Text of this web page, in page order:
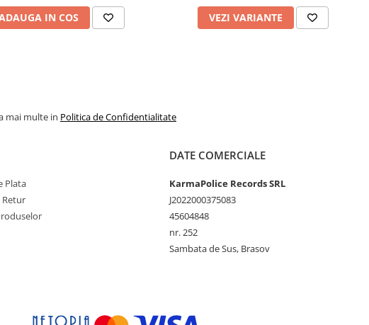
IN COS VEZI VARIANTE
mai multe in Politica de Confidentialitate
Plata
Retur
DATE COMERCIALE
KarmaPolice Records SRL
J2022000375083
45604848
nr. 252
Sambata de Sus, Brasov